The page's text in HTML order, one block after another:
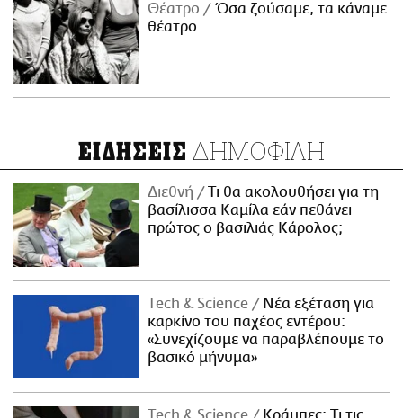
Θέατρο
Όσα ζούσαμε, τα κάναμε
θέατρο
ΕΙΔΗΣΕΙΣ ΔΗΜΟΦΙΛΗ
Διεθνή
Τι θα ακολουθήσει για τη
βασίλισσα Καμίλα εάν πεθάνει
πρώτος ο βασιλιάς Κάρολος;
Τech & Science
Νέα εξέταση για
καρκίνο του παχέος εντέρου:
«Συνεχίζουμε να παραβλέπουμε το
βασικό μήνυμα»